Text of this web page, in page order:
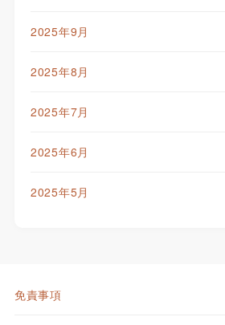
2025年9月
2025年8月
2025年7月
2025年6月
2025年5月
免責事項